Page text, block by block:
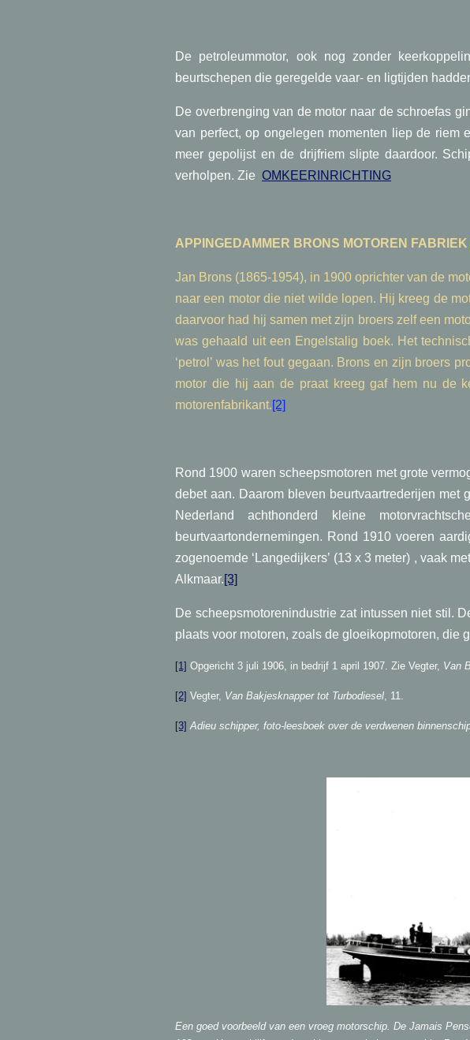
De petroleummotor, ook nog zonder
beurtschepen die geregelde vaar- en ligtijden
De overbrenging van de motor naar de schroefas
van perfect, op ongelegen momenten liep de
meer gepolijst en de drijfriem slipte daardoor.
verholpen. Zie OMKEERINRICHTING
APPINGEDAMMER BRONS MOTOREN FABRIEK
Jan Brons (1865-1954), in 1900 oprichter van de
naar een motor die niet wilde lopen. Hij kreeg de
daarvoor had hij samen met zijn broers zelf een
was gehaald uit een Engelstalig boek. Het
‘petrol’ was het fout gegaan. Brons en zijn broers
motor die hij aan de praat kreeg gaf hem nu de
motorenfabrikant.[2]
Rond 1900 waren scheepsmotoren met grote
debet aan. Daarom bleven beurtvaartrederijen met
Nederland achthonderd kleine
beurtvaartondernemingen. Rond 1910 voeren
zogenoemde ‘Langedijkers’ (13 x 3 meter) , vaak
Alkmaar.[3]
De scheepsmotorenindustrie zat intussen niet stil.
plaats voor motoren, zoals de gloeikopmotoren, die
[1] Opgericht 3 juli 1906, in bedrijf 1 april 1907. Zie Vegter, Van
[2] Vegter, Van Bakjesknapper tot Turbodiesel, 11.
[3] Adieu schipper, foto-leesboek over de verdwenen
Een goed voorbeeld van een vroeg motorschip. De Jamais